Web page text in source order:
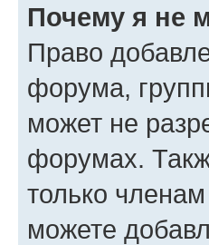
Почему я не
Право
форума,
может не
форумах.
только
можете